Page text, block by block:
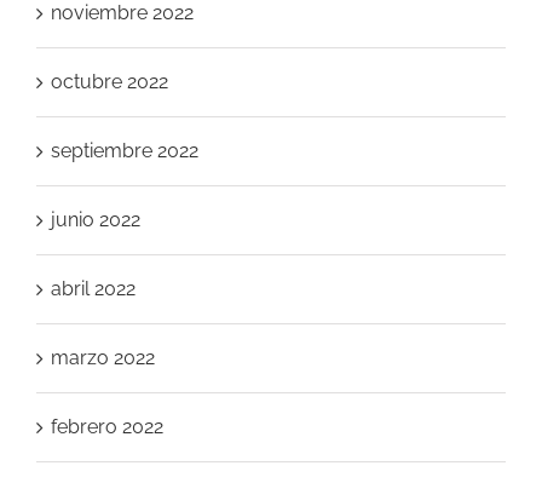
noviembre 2022
octubre 2022
septiembre 2022
junio 2022
abril 2022
marzo 2022
febrero 2022